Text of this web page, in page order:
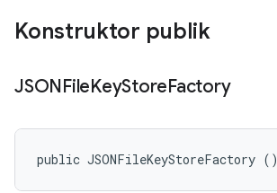
Konstruktor publik
JSONFileKeyStoreFactory
public JSONFileKeyStoreFactory ()